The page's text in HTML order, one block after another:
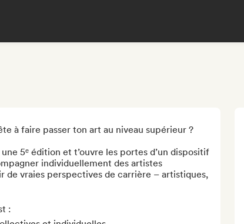
à faire passer ton art au niveau supérieur ?
5ᵉ édition et t’ouvre les portes d’un dispositif
individuellement des artistes
vraies perspectives de carrière – artistiques,
: